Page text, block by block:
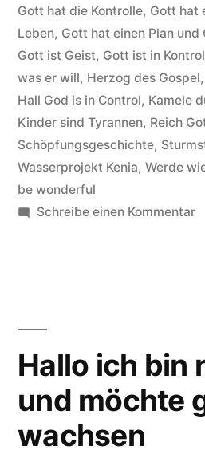
is
in
controll“
Gott hat die Kontrolle, Gott hat
Leben, Gott hat einen Plan
Gott ist Geist, Gott ist in
was er will, Herzog des Gospel,
Hall God is in Control, Kamele
Kinder sind Tyrannen, Reich
Schöpfungsgeschichte,
Wasserprojekt Kenia, Werde
be wonderful
Schreibe einen Kommentarzu
Hallo ich bin
und möchte
wachsen